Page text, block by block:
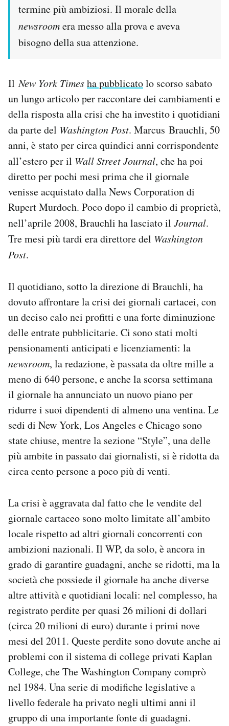
termine più ambiziosi. Il morale della
newsroomera messo alla prova e aveva
bisogno della sua attenzione.
IlNew York Timesha pubblicatolo scorso sabato
un lungo articolo per raccontare dei cambiamenti e
della risposta alla crisi che ha investito i quotidiani
da parte del Washington Post. Marcus Brauchli, 50
anni, è stato per circa quindici anni corrispondente
all’estero per il Wall Street Journal, che ha poi
diretto per pochi mesi prima che il giornale
venisse acquistato dalla News Corporation di
Rupert Murdoch. Poco dopo il cambio di proprietà,
nell’aprile 2008, Brauchli ha lasciato il Journal.
Tre mesi più tardi era direttore del Washington
Post.
Il quotidiano, sotto la direzione di Brauchli, ha
dovuto affrontare la crisi dei giornali cartacei, con
un deciso calo nei profitti e una forte diminuzione
delle entrate pubblicitarie. Ci sono stati molti
pensionamenti anticipati e licenziamenti: la
newsroom, la redazione, è passata da oltre mille a
meno di 640 persone, e anche la scorsa settimana
il giornale ha annunciato un nuovo piano per
ridurre i suoi dipendenti di almeno una ventina. Le
sedi di New York, Los Angeles e Chicago sono
state chiuse, mentre la sezione “Style”, una delle
più ambite in passato dai giornalisti, si è ridotta da
circa cento persone a poco più di venti.
La crisi è aggravata dal fatto che le vendite del
giornale cartaceo sono molto limitate all’ambito
locale rispetto ad altri giornali concorrenti con
ambizioni nazionali. Il WP, da solo, è ancora in
grado di garantire guadagni, anche se ridotti, ma la
società che possiede il giornale ha anche diverse
altre attività e quotidiani locali: nel complesso, ha
registrato perdite per quasi 26 milioni di dollari
(circa 20 milioni di euro) durante i primi nove
mesi del 2011. Queste perdite sono dovute anche ai
problemi con il sistema di college privati Kaplan
College, che The Washington Company comprò
nel 1984. Una serie di modifiche legislative a
livello federale ha privato negli ultimi anni il
gruppo di una importante fonte di guadagni.